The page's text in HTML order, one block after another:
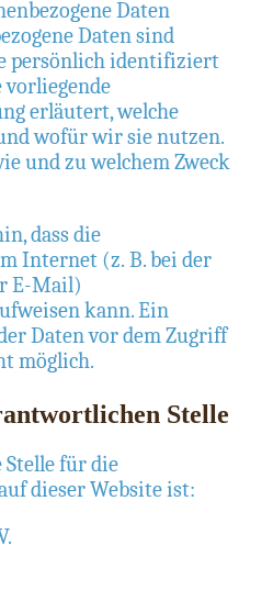
Daten
Daten sind
persönlich identifiziert
vorliegende
erläutert, welche
wofür wir sie nutzen.
und zu welchem Zweck
dass die
Internet (z. B. bei der
E-Mail)
kann. Ein
Daten vor dem Zugriff
möglich.
Stelle
für die
dieser Website ist: